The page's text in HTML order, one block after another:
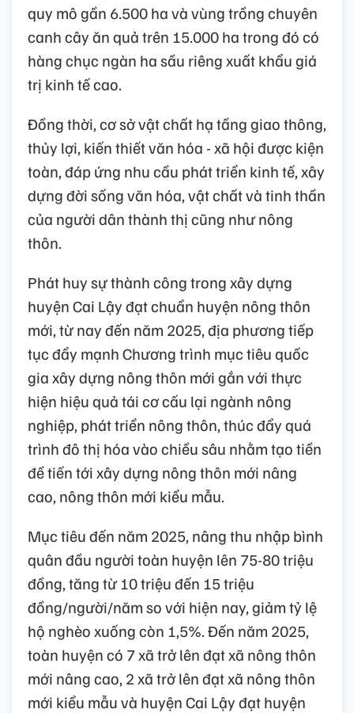
quy mô gần 6.500 ha và vùng trồng chuyên
canh cây ăn quả trên 15.000 ha trong đó có
hàng chục ngàn ha sầu riêng xuất khẩu giá
trị kinh tế cao.
Đồng thời, cơ sở vật chất hạ tầng giao thông,
thủy lợi, kiến thiết văn hóa - xã hội được kiện
toàn, đáp ứng nhu cầu phát triển kinh tế, xây
dựng đời sống văn hóa, vật chất và tinh thần
của người dân thành thị cũng như nông
thôn.
Phát huy sự thành công trong xây dựng
huyện Cai Lậy đạt chuẩn huyện nông thôn
mới, từ nay đến năm 2025, địa phương tiếp
tục đẩy mạnh Chương trình mục tiêu quốc
gia xây dựng nông thôn mới gắn với thực
hiện hiệu quả tái cơ cấu lại ngành nông
nghiệp, phát triển nông thôn, thúc đẩy quá
trình đô thị hóa vào chiều sâu nhằm tạo tiền
đề tiến tới xây dựng nông thôn mới nâng
cao, nông thôn mới kiểu mẫu.
Mục tiêu đến năm 2025, nâng thu nhập bình
quân đầu người toàn huyện lên 75-80 triệu
đồng, tăng từ 10 triệu đến 15 triệu
đồng/người/năm so với hiện nay, giảm tỷ lệ
hộ nghèo xuống còn 1,5%. Đến năm 2025,
toàn huyện có 7 xã trở lên đạt xã nông thôn
mới nâng cao, 2 xã trở lên đạt xã nông thôn
mới kiểu mẫu và huyện Cai Lậy đạt huyện